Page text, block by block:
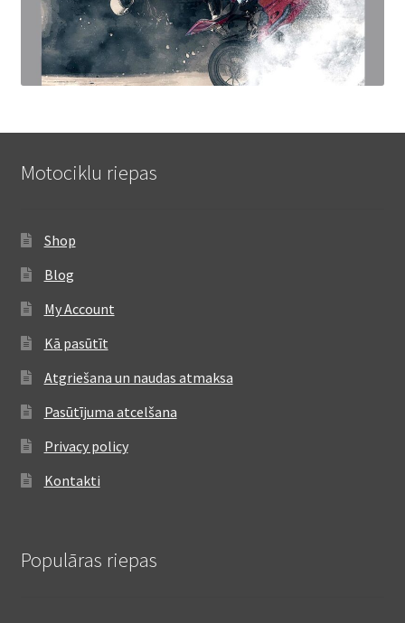
Motociklu riepas
Shop
Blog
My Account
Kā pasūtīt
Atgriešana un naudas atmaksa
Pasūtījuma atcelšana
Privacy policy
Kontakti
Populāras riepas